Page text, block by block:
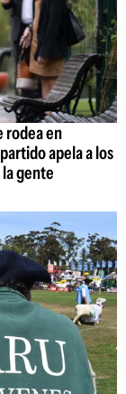
rodea en
apela a los
gente